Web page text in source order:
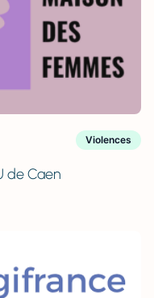
Violences
de Caen